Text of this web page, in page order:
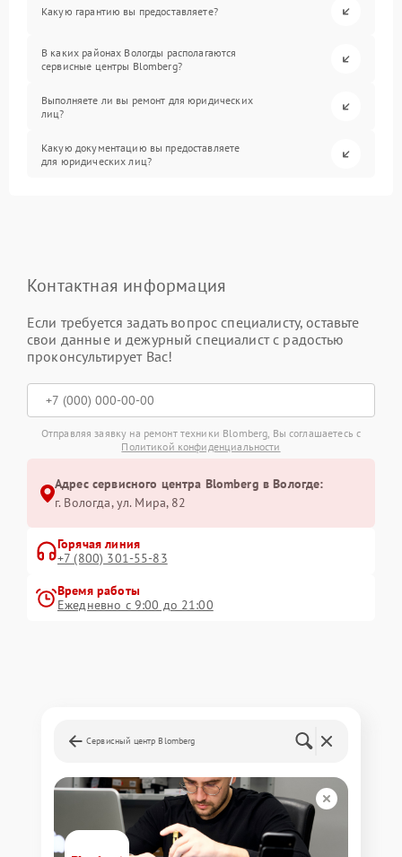
Какую гарантию вы предоставляете?
В каких районах Вологды располагаются
сервисные центры Blomberg?
Выполняете ли вы ремонт для юридических
лиц?
Какую документацию вы предоставляете
для юридических лиц?
Контактная информация
Если требуется задать вопрос специалисту, оставьте
свои данные и дежурный специалист с радостью
проконсультирует Вас!
Отправляя заявку на ремонт техники Blomberg, Вы соглашаетесь с
Политикой конфиденциальности
Адрес сервисного центра Blomberg в Вологде:
г. Вологда, ул. Мира, 82
Горячая линия
+7 (800) 301-55-83
Время работы
Ежедневно с 9:00 до 21:00
Сервисный центр Blomberg